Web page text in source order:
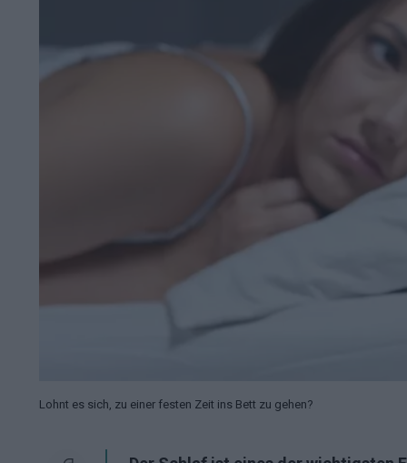
Lohnt es sich, zu einer festen Zeit ins Bett zu gehen?